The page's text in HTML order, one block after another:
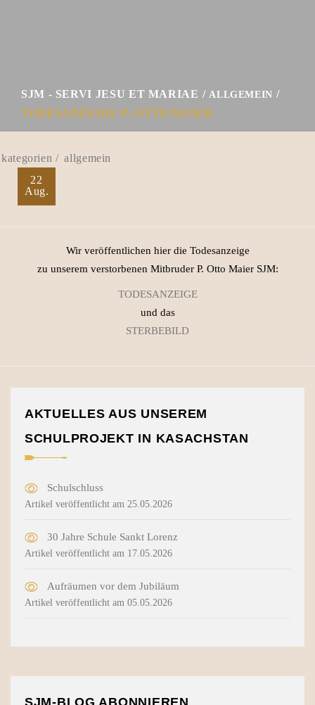
SJM - SERVI JESU ET MARIAE ALLGEMEIN
TODESANZEIGE P. OTTO MAIER
allgemein
22
Aug.
Wir veröffentlichen hier die Todesanzeige
zu unserem verstorbenen Mitbruder P. Otto Maier SJM:
TODESANZEIGE
und das
STERBEBILD
AKTUELLES AUS UNSEREM
SCHULPROJEKT IN KASACHSTAN
Schulschluss
Artikel veröffentlicht am 25.05.2026
30 Jahre Schule Sankt Lorenz
Artikel veröffentlicht am 17.05.2026
Aufräumen vor dem Jubiläum
Artikel veröffentlicht am 05.05.2026
SJM-BLOG ABONNIEREN